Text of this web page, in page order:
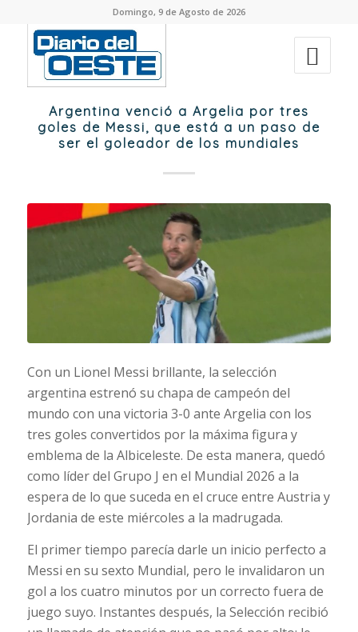
Domingo, 9 de Agosto de 2026
Argentina venció a Argelia por tres
goles de Messi, que está a un paso de
ser el goleador de los mundiales
Con un Lionel Messi brillante, la selección
argentina estrenó su chapa de campeón del
mundo con una victoria 3-0 ante Argelia con los
tres goles convertidos por la máxima figura y
emblema de la Albiceleste. De esta manera, quedó
como líder del Grupo J en el Mundial 2026 a la
espera de lo que suceda en el cruce entre Austria y
Jordania de este miércoles a la madrugada.
El primer tiempo parecía darle un inicio perfecto a
Messi en su sexto Mundial, pero le invalidaron un
gol a los cuatro minutos por un correcto fuera de
juego suyo. Instantes después, la Selección recibió